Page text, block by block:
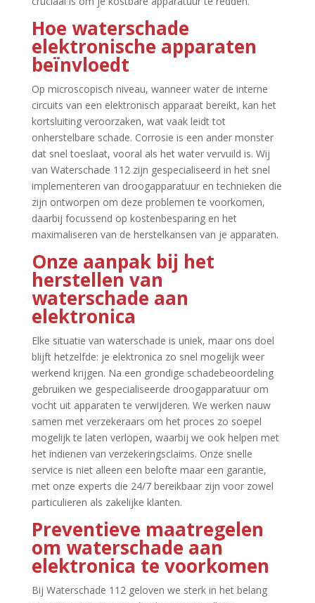
Hoe waterschade
elektronische apparaten
beïnvloedt
Op microscopisch niveau, wanneer water de interne
circuits van een elektronisch apparaat bereikt, kan het
kortsluiting veroorzaken, wat vaak leidt tot
onherstelbare schade.​ Corrosie is een ander monster
dat snel toeslaat, vooral als het water vervuild is.​ Wij
van Waterschade 112 zijn gespecialiseerd in het snel
implementeren van droogapparatuur en technieken die
zijn ontworpen om deze problemen te voorkomen,
daarbij focussend op kostenbesparing en het
maximaliseren van de herstelkansen van je apparaten.​
Onze aanpak bij het
herstellen van
waterschade aan
elektronica
Elke situatie van waterschade is uniek, maar ons doel
blijft hetzelfde: je elektronica zo snel mogelijk weer
werkend krijgen.​ Na een grondige schadebeoordeling
gebruiken we gespecialiseerde droogapparatuur om
vocht uit apparaten te verwijderen.​ We werken nauw
samen met verzekeraars om het proces zo soepel
mogelijk te laten verlopen, waarbij we ook helpen met
het indienen van verzekeringsclaims.​ Onze snelle
service is niet alleen een belofte maar een garantie,
met onze experts die 24/7 bereikbaar zijn voor zowel
particulieren als zakelijke klanten.​
Preventieve maatregelen
om waterschade aan
elektronica te voorkomen
Bij Waterschade 112 geloven we sterk in het belang